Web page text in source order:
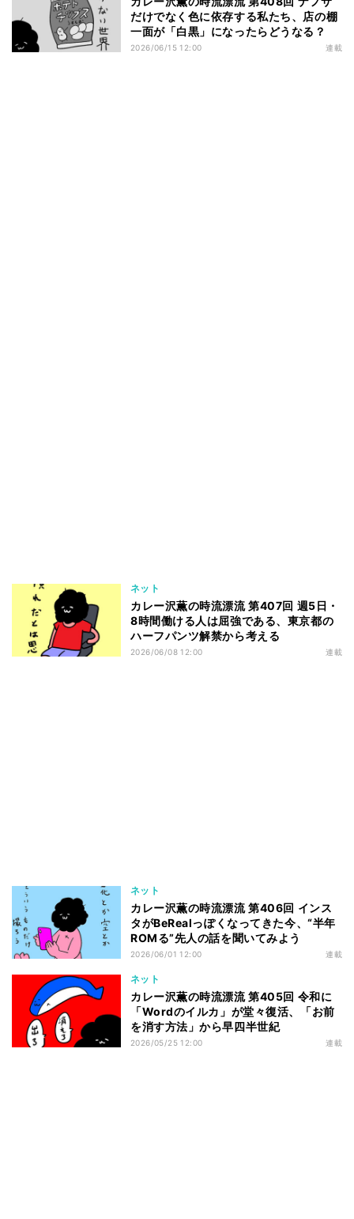
だけでなく色に依存する私たち、店の棚
一面が「白黒」になったらどうなる？
2026/06/15 12:00 連載
ネット
カレー沢薫の時流漂流 第407回 週5日・
8時間働ける人は屈強である、東京都の
ハーフパンツ解禁から考える
2026/06/08 12:00 連載
ネット
カレー沢薫の時流漂流 第406回 インス
タがBeRealっぽくなってきた今、“半年
ROMる”先人の話を聞いてみよう
2026/06/01 12:00 連載
ネット
カレー沢薫の時流漂流 第405回 令和に
「Wordのイルカ」が堂々復活、「お前
を消す方法」から早四半世紀
2026/05/25 12:00 連載